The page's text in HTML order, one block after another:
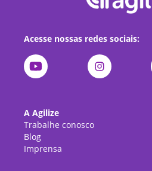
Acesse nossas redes sociais:
A Agilize
Trabalhe conosco
Blog
Imprensa